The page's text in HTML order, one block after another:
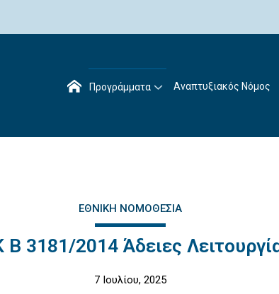
Προγράμματα Αναπτυξιακός Νόμος
ΕΘΝΙΚΉ ΝΟΜΟΘΕΣΊΑ
3181/2014 Άδειες
7 Ιουλίου, 2025